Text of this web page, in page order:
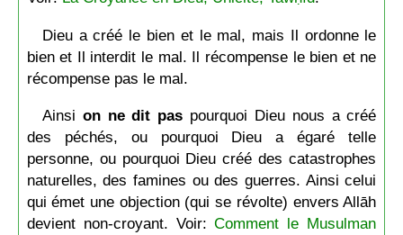
Dieu a créé le bien et le mal, mais Il ordonne le
bien et Il interdit le mal. Il récompense le bien et ne
récompense pas le mal.
Ainsi on ne dit pas pourquoi Dieu nous a créé
des péchés, ou pourquoi Dieu a égaré telle
personne, ou pourquoi Dieu créé des catastrophes
naturelles, des famines ou des guerres. Ainsi celui
qui émet une objection (qui se révolte) envers Allāh
devient non-croyant. Voir:Comment le Musulman